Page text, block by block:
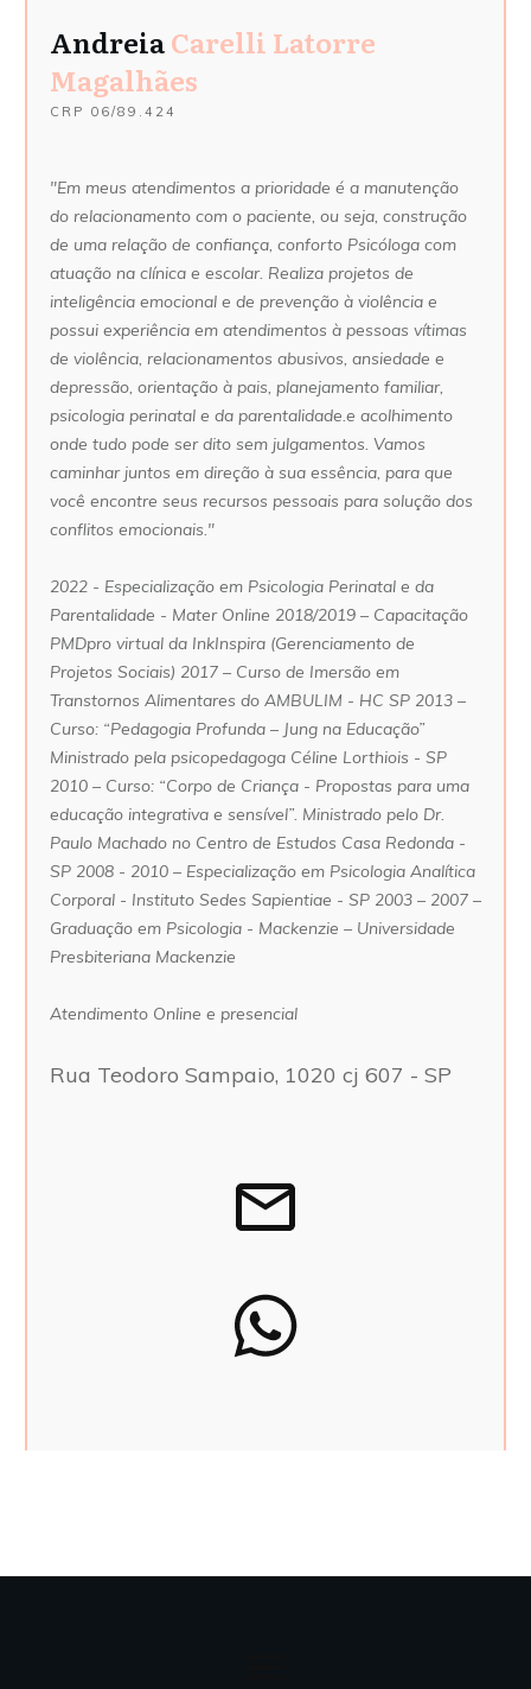
AndreiaCarelli Latorre
Magalhães
CRP 06/89.424
"Em meus atendimentos a prioridade é a manutenção
do relacionamento com o paciente, ou seja, construção
de uma relação de confiança, conforto Psicóloga com
atuação na clínica e escolar. Realiza projetos de
inteligência emocional e de prevenção à violência e
possui experiência em atendimentos à pessoas vítimas
de violência, relacionamentos abusivos, ansiedade e
depressão, orientação à pais, planejamento familiar,
psicologia perinatal e da parentalidade.e acolhimento
onde tudo pode ser dito sem julgamentos. Vamos
caminhar juntos em direção à sua essência, para que
você encontre seus recursos pessoais para solução dos
conflitos emocionais."
2022 - Especialização em Psicologia Perinatal e da
Parentalidade - Mater Online 2018/2019 – Capacitação
PMDpro virtual da InkInspira (Gerenciamento de
Projetos Sociais) 2017 – Curso de Imersão em
Transtornos Alimentares do AMBULIM - HC SP 2013 –
Curso: “Pedagogia Profunda – Jung na Educação”
Ministrado pela psicopedagoga Céline Lorthiois - SP
2010 – Curso: “Corpo de Criança - Propostas para uma
educação integrativa e sensível”. Ministrado pelo Dr.
Paulo Machado no Centro de Estudos Casa Redonda -
SP 2008 - 2010 – Especialização em Psicologia Analítica
Corporal - Instituto Sedes Sapientiae - SP 2003 – 2007 –
Graduação em Psicologia - Mackenzie – Universidade
Presbiteriana Mackenzie
Atendimento Online e presencial
Rua Teodoro Sampaio, 1020 cj 607 - SP